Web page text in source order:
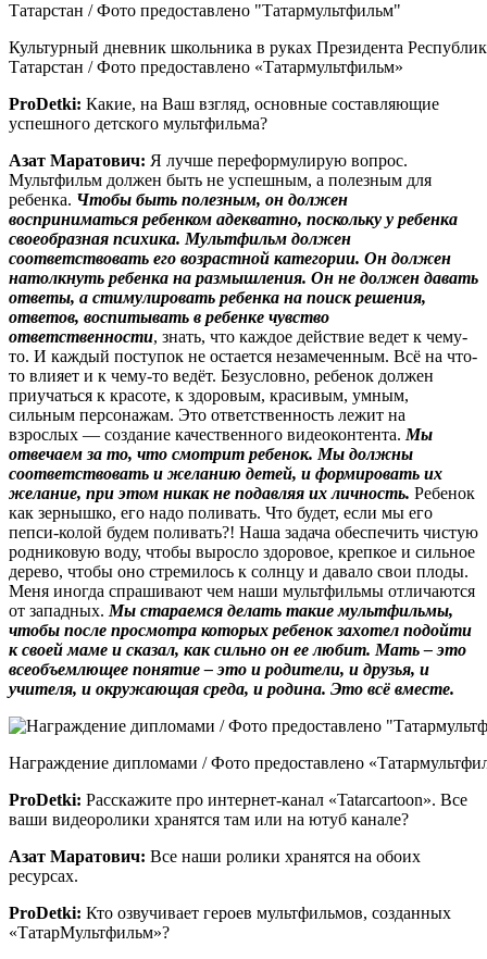
Культурный дневник школьника в руках Президента
Татарстан / Фото предоставлено «Татармультфильм»
ProDetki: Какие, на Ваш взгляд, основные составляющие
успешного детского мультфильма?
Азат Маратович: Я лучше переформулирую вопрос.
Мультфильм должен быть не успешным, а полезным для
ребенка. Чтобы быть полезным, он должен
восприниматься ребенком адекватно, поскольку у ребенка
своеобразная психика. Мультфильм должен
соответствовать его возрастной категории. Он должен
натолкнуть ребенка на размышления. Он не должен давать
ответы, а стимулировать ребенка на поиск решения,
ответов, воспитывать в ребенке чувство
ответственности, знать, что каждое действие ведет к чему-
то. И каждый поступок не остается незамеченным. Всё на что-
то влияет и к чему-то ведёт. Безусловно, ребенок должен
приучаться к красоте, к здоровым, красивым, умным,
сильным персонажам. Это ответственность лежит на
взрослых — создание качественного видеоконтента. Мы
отвечаем за то, что смотрит ребенок. Мы должны
соответствовать и желанию детей, и формировать их
желание, при этом никак не подавляя их личность. Ребенок
как зернышко, его надо поливать. Что будет, если мы его
пепси-колой будем поливать?! Наша задача обеспечить чистую
родниковую воду, чтобы выросло здоровое, крепкое и сильное
дерево, чтобы оно стремилось к солнцу и давало свои плоды.
Меня иногда спрашивают чем наши мультфильмы отличаются
от западных. Мы стараемся делать такие мультфильмы,
чтобы после просмотра которых ребенок захотел подойти
к своей маме и сказал, как сильно он ее любит. Мать – это
всеобъемлющее понятие – это и родители, и друзья, и
учителя, и окружающая среда, и родина. Это всё вместе.
Награждение дипломами / Фото предоставлено
ProDetki: Расскажите про интернет-канал «Tatarcartoon». Все
ваши видеоролики хранятся там или на ютуб канале?
Азат Маратович: Все наши ролики хранятся на обоих
ресурсах.
ProDetki: Кто озвучивает героев мультфильмов, созданных
«ТатарМультфильм»?